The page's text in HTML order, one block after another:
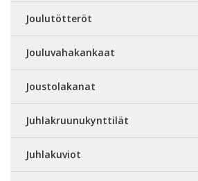
Joulutötteröt
Jouluvahakankaat
Joustolakanat
Juhlakruunukynttilät
Juhlakuviot